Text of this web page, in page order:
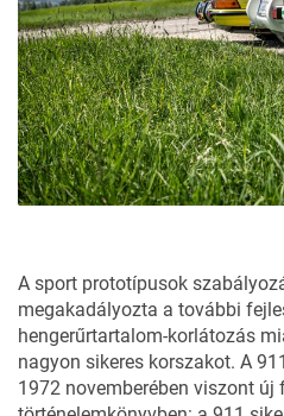
A sport prototípusok
megakadályozta a további
hengerűrtartalom-korlátozás
nagyon sikeres korszakot. A
1972 novemberében viszont új